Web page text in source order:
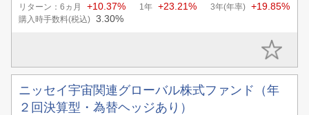
リターン：6ヵ月 +10.37% 1年 +23.21% 3年(年率) +19.85%
購入時手数料(税込) 3.30%
ニッセイ宇宙関連グローバル株式ファンド（年
２回決算型・為替ヘッジあり）